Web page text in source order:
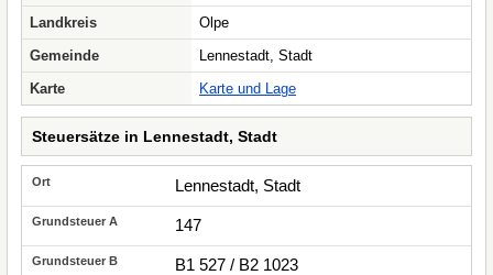
Landkreis
Olpe
Gemeinde
Lennestadt, Stadt
Karte
Karte und Lage
Steuersätze in Lennestadt, Stadt
Lennestadt, Stadt
147
B1 527 / B2 1023